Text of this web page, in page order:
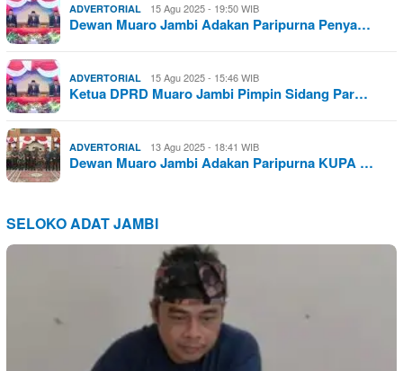
ADVERTORIAL 15 Agu 2025 - 19:50 WIB
Dewan Muaro Jambi Adakan Paripurna Penya…
ADVERTORIAL 15 Agu 2025 - 15:46 WIB
Ketua DPRD Muaro Jambi Pimpin Sidang Par…
ADVERTORIAL 13 Agu 2025 - 18:41 WIB
Dewan Muaro Jambi Adakan Paripurna KUPA …
SELOKO ADAT JAMBI